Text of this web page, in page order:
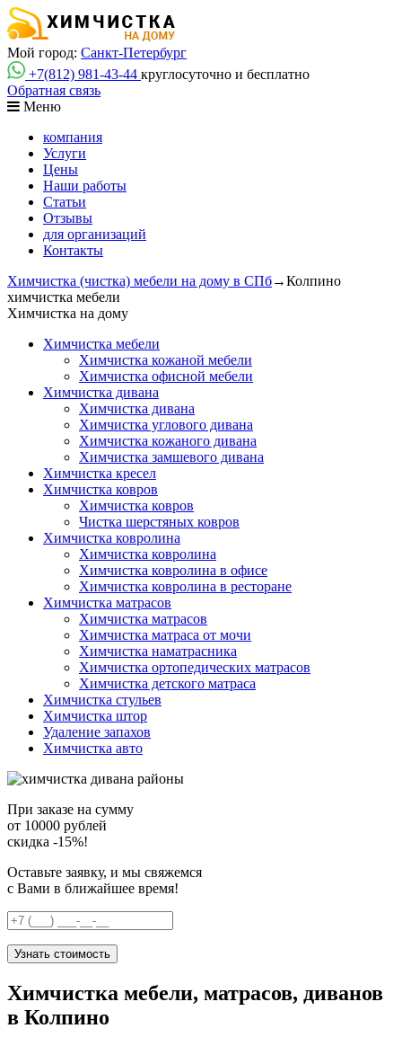
Мой город: Санкт-Петербург
+7(812) 981-43-44 круглосуточно и бесплатно
Обратная связь
Меню
компания
Услуги
Цены
Наши работы
Статьи
Отзывы
для организаций
Контакты
Химчистка (чистка) мебели на дому в СПб→Колпино
химчистка мебели
Химчистка на дому
Химчистка мебели
Химчистка кожаной мебели
Химчистка офисной мебели
Химчистка дивана
Химчистка дивана
Химчистка углового дивана
Химчистка кожаного дивана
Химчистка замшевого дивана
Химчистка кресел
Химчистка ковров
Химчистка ковров
Чистка шерстяных ковров
Химчистка ковролина
Химчистка ковролина
Химчистка ковролина в офисе
Химчистка ковролина в ресторане
Химчистка матрасов
Химчистка матрасов
Химчистка матраса от мочи
Химчистка наматрасника
Химчистка ортопедических матрасов
Химчистка детского матраса
Химчистка стульев
Химчистка штор
Удаление запахов
Химчистка авто
При заказе на сумму
от 10000 рублей
скидка -15%!
Оставьте заявку, и мы свяжемся
с Вами в ближайшее время!
Узнать стоимость
Химчистка мебели, матрасов, диванов
в Колпино